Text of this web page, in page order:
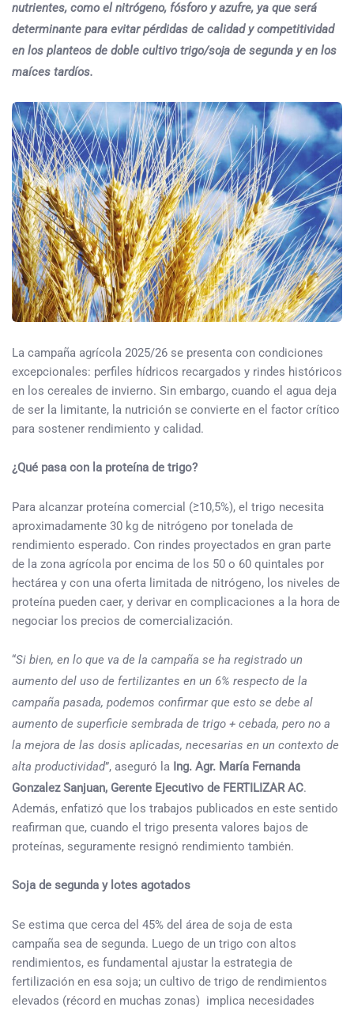
nutrientes, como el nitrógeno, fósforo y azufre, ya que será
determinante para evitar pérdidas de calidad y competitividad
en los planteos de doble cultivo trigo/soja de segunda y en los
maíces tardíos.
La campaña agrícola 2025/26 se presenta con condiciones
excepcionales: perfiles hídricos recargados y rindes históricos
en los cereales de invierno. Sin embargo, cuando el agua deja
de ser la limitante, la nutrición se convierte en el factor crítico
para sostener rendimiento y calidad.
¿Qué pasa con la proteína de trigo?
Para alcanzar proteína comercial (≥10,5%), el trigo necesita
aproximadamente 30 kg de nitrógeno por tonelada de
rendimiento esperado. Con rindes proyectados en gran parte
de la zona agrícola por encima de los 50 o 60 quintales por
hectárea y con una oferta limitada de nitrógeno, los niveles de
proteína pueden caer, y derivar en complicaciones a la hora de
negociar los precios de comercialización.
“Si bien, en lo que va de la campaña se ha registrado un
aumento del uso de fertilizantes en un 6% respecto de la
campaña pasada, podemos confirmar que esto se debe al
aumento de superficie sembrada de trigo + cebada, pero no a
la mejora de las dosis aplicadas, necesarias en un contexto de
alta productividad”, aseguró la Ing. Agr. María Fernanda
Gonzalez Sanjuan, Gerente Ejecutivo de FERTILIZAR AC.
Además, enfatizó que los trabajos publicados en este sentido
reafirman que, cuando el trigo presenta valores bajos de
proteínas, seguramente resignó rendimiento también.
Soja de segunda y lotes agotados
Se estima que cerca del 45% del área de soja de esta
campaña sea de segunda. Luego de un trigo con altos
rendimientos, es fundamental ajustar la estrategia de
fertilización en esa soja; un cultivo de trigo de rendimientos
elevados (récord en muchas zonas) implica necesidades